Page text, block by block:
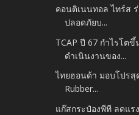
คอนติเนนทอล ไทร์ส
ปลอดภัยบ...
TCAP ปี 67 กำไรโต
ดำเนินงานของ...
ไทยฮอนด้า มอบโปรสุ
Rubber...
แก๊สกระป๋องพีที ลดแร